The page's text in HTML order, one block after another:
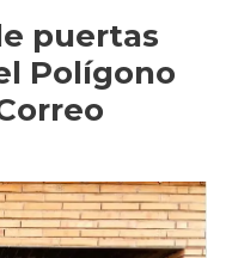
puertas
Polígono